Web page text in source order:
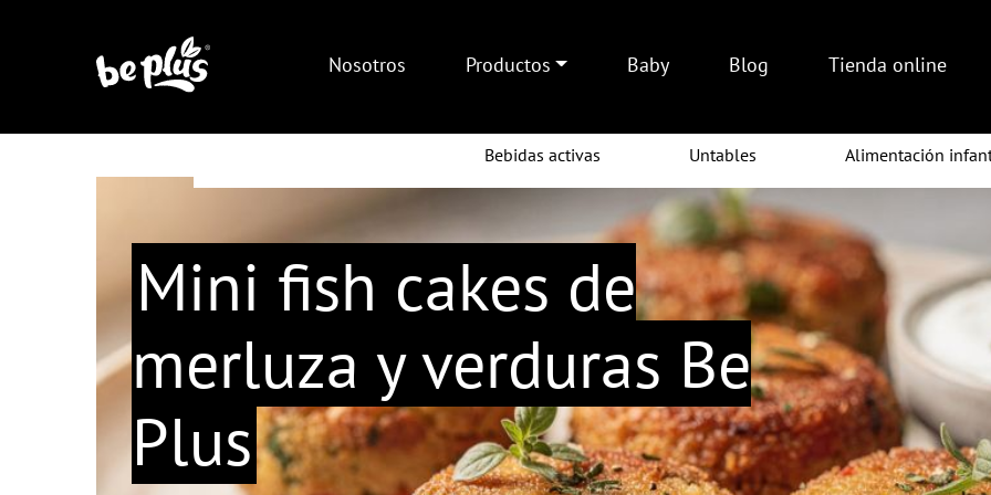
Nosotros Productos Baby Blog Tienda online
Bebidas activas Untables Alimentación
Mini fish cakes de
merluza y verduras Be
Plus